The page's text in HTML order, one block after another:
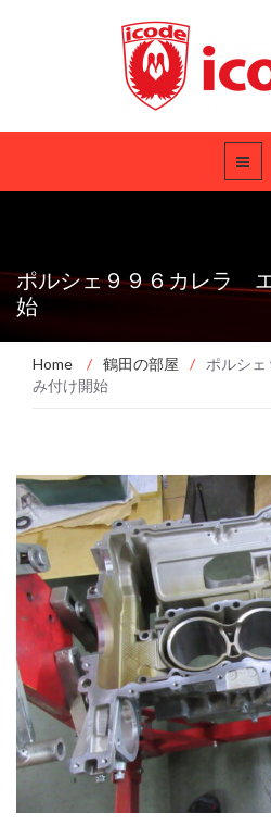
ポルシェ９９６カレラ
始
Home / 鶴田の部屋 /
ポルシ
み付け開始